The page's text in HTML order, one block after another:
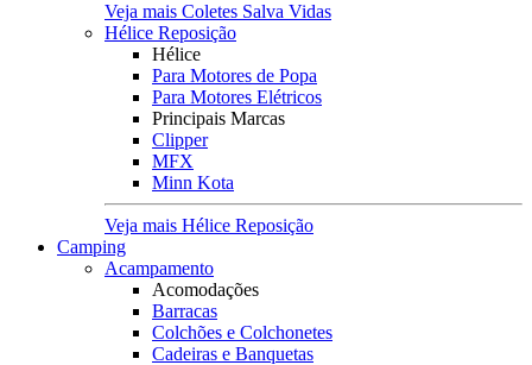
Veja mais Coletes Salva Vidas
Hélice Reposição
Hélice
Para Motores de Popa
Para Motores Elétricos
Principais Marcas
Clipper
MFX
Minn Kota
Veja mais Hélice Reposição
Camping
Acampamento
Acomodações
Barracas
Colchões e Colchonetes
Cadeiras e Banquetas